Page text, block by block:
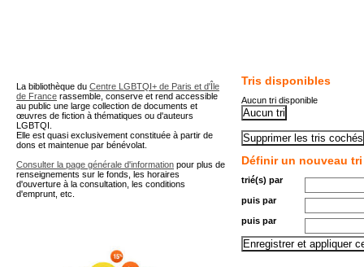
Tris disponibles
Aucun tri disponible
Définir un nouveau tri
trié(s) par
puis par
puis par
La bibliothèque du Centre LGBTQI+ de Paris et d'Île
de France rassemble, conserve et rend accessible
au public une large collection de documents et
œuvres de fiction à thématiques ou d'auteurs
LGBTQI.
Elle est quasi exclusivement constituée à partir de
dons et maintenue par bénévolat.
Consulter la page générale d'information pour plus de
renseignements sur le fonds, les horaires
d'ouverture à la consultation, les conditions
d'emprunt, etc.